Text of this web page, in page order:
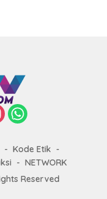
Kode Etik
NETWORK
Reserved